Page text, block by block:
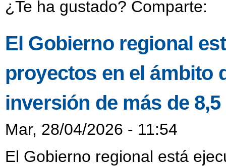
¿Te ha gustado? Comparte:
El Gobierno regional
proyectos en el ámbito
inversión de más de
Mar, 28/04/2026 - 11:54
El Gobierno regional está